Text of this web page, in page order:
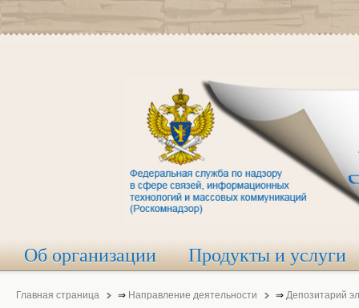
Об организации Продукты и услуги
Главная страница ⇒ Направление деятельности ⇒ Депозитарий